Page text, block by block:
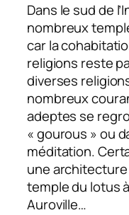
Dans le sud de
nombreux
car la
religions reste
diverses
nombreux
adeptes se
« gourous » ou
méditation.
une
temple du lotus
Auroville…